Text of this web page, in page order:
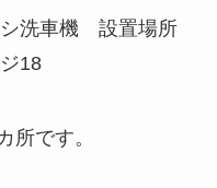
所です。